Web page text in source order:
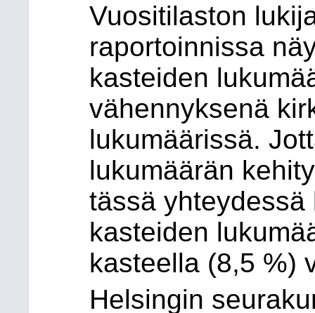
Vuositilaston
raportoinnissa
kasteiden
vähennyksenä
lukumäärissä.
lukumäärän
tässä
kasteiden
kasteella (8,5 %)
Helsingin